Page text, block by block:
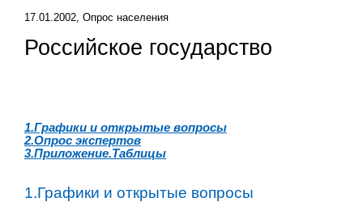
17.01.2002, Опрос населения
Российское государство
1.Графики и открытые вопросы
2.Опрос экспертов
3.Приложение.Таблицы
1.Графики и открытые вопросы